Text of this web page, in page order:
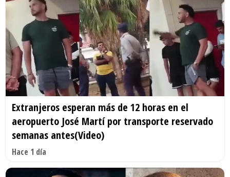
Extranjeros esperan más de 12 horas en el
aeropuerto José Martí por transporte reservado
semanas antes(Video)
Hace 1 día